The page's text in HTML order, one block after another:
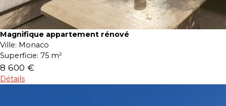
Magnifique appartement rénové
Ville: Monaco
Superficie: 75 m²
8 600 €
Détails